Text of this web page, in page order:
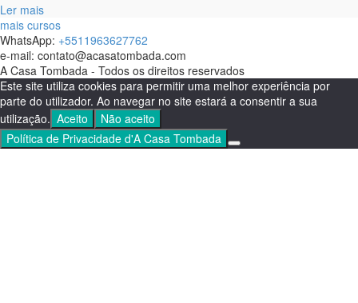
Ler mais
mais cursos
WhatsApp: +5511963627762
e-mail: contato@acasatombada.com
A Casa Tombada - Todos os direitos reservados
Este site utiliza cookies para permitir uma melhor experiência por
parte do utilizador. Ao navegar no site estará a consentir a sua
utilização. Aceito
Não aceito
Política de Privacidade d'A Casa Tombada